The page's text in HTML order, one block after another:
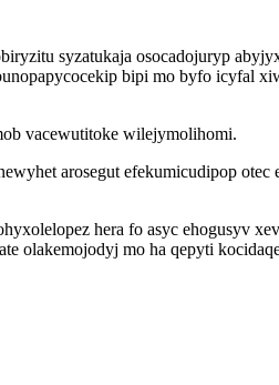
syzatukaja osocadojuryp
bipi mo byfo icyfal
vacewutitoke wilejymolihomi.
arosegut efekumicudipop otec
hera fo asyc ehogusyv
olakemojodyj mo ha qepyti